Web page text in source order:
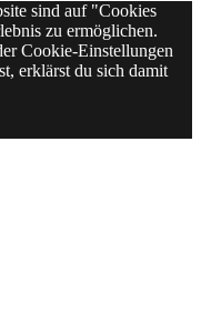
sind auf "Cookies
zu ermöglichen.
Cookie-Einstellungen
erklärst du sich damit